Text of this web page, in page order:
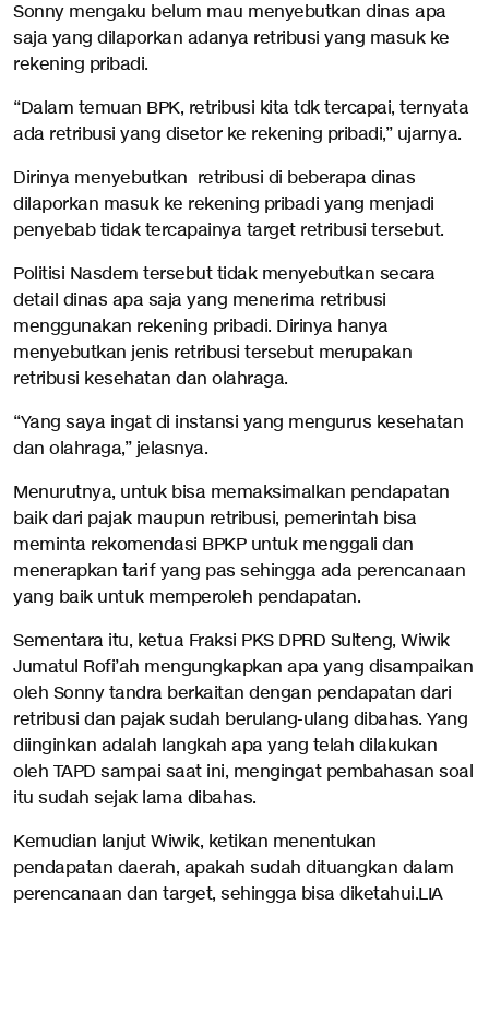
Sonny mengaku belum mau menyebutkan dinas apa
saja yang dilaporkan adanya retribusi yang masuk ke
rekening pribadi.
“Dalam temuan BPK, retribusi kita tdk tercapai, ternyata
ada retribusi yang disetor ke rekening pribadi,” ujarnya.
Dirinya menyebutkan retribusi di beberapa dinas
dilaporkan masuk ke rekening pribadi yang menjadi
penyebab tidak tercapainya target retribusi tersebut.
Politisi Nasdem tersebut tidak menyebutkan secara
detail dinas apa saja yang menerima retribusi
menggunakan rekening pribadi. Dirinya hanya
menyebutkan jenis retribusi tersebut merupakan
retribusi kesehatan dan olahraga.
“Yang saya ingat di instansi yang mengurus kesehatan
dan olahraga,” jelasnya.
Menurutnya, untuk bisa memaksimalkan pendapatan
baik dari pajak maupun retribusi, pemerintah bisa
meminta rekomendasi BPKP untuk menggali dan
menerapkan tarif yang pas sehingga ada perencanaan
yang baik untuk memperoleh pendapatan.
Sementara itu, ketua Fraksi PKS DPRD Sulteng, Wiwik
Jumatul Rofi’ah mengungkapkan apa yang disampaikan
oleh Sonny tandra berkaitan dengan pendapatan dari
retribusi dan pajak sudah berulang-ulang dibahas. Yang
diinginkan adalah langkah apa yang telah dilakukan
oleh TAPD sampai saat ini, mengingat pembahasan soal
itu sudah sejak lama dibahas.
Kemudian lanjut Wiwik, ketikan menentukan
pendapatan daerah, apakah sudah dituangkan dalam
perencanaan dan target, sehingga bisa diketahui.LIA